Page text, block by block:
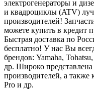
электрогенераторы и
и квадроциклы (ATV)
производителей!
можете купить в кредит
Быстрая доставка по
бесплатно! У нас Вы
брендов: Yamaha,
др. Широко
производителей, а
Pro и др.